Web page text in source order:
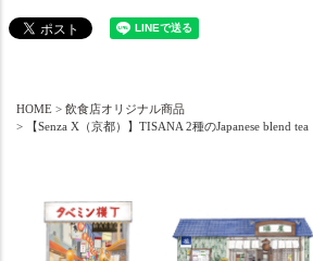
HOME
飲食店オリジナル商品
【Senza X（京都）】TISANA 2種のJapanese blend tea